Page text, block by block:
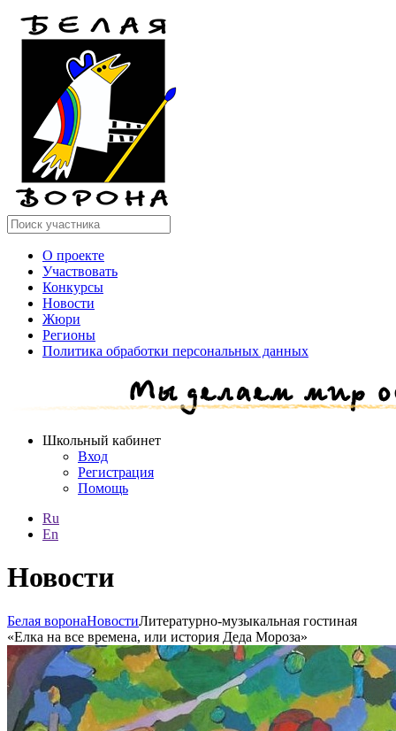
О проекте
Участвовать
Конкурсы
Новости
Жюри
Регионы
Политика обработки персональных данных
Школьный кабинет
Вход
Регистрация
Помощь
Ru
En
Новости
Белая воронаНовостиЛитературно-музыкальная гостиная
«Елка на все времена, или история Деда Мороза»